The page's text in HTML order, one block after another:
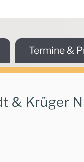
Termine &
& Krüger
Ihr